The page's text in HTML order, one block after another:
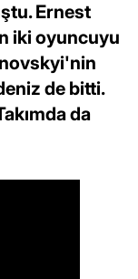
Ernest
iki oyuncuyu
de bitti.
da